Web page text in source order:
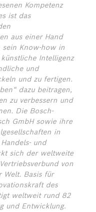
Kompetenz
ist das
aus einer Hand
sein Know-how in
Intelligenz
und
und zu fertigen.
dazu beitragen,
zu verbessern und
Die Bosch-
GmbH sowie ihre
in
und
sich der weltweite
von
Welt. Basis für
des
weltweit rund 82
und Entwicklung.